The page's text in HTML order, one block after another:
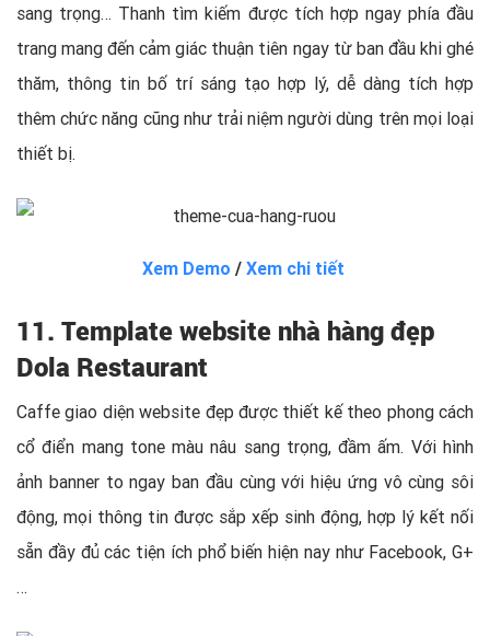
sang trọng… Thanh tìm kiếm được tích hợp ngay phía đầu
trang mang đến cảm giác thuận tiên ngay từ ban đầu khi ghé
thăm, thông tin bố trí sáng tạo hợp lý, dễ dàng tích hợp
thêm chức năng cũng như trải niệm người dùng trên mọi loại
thiết bị.
Xem Demo / Xem chi tiết
11. Template website nhà hàng đẹp
Dola Restaurant
Caffe giao diện website đẹp được thiết kế theo phong cách
cổ điển mang tone màu nâu sang trọng, đầm ấm. Với hình
ảnh banner to ngay ban đầu cùng với hiệu ứng vô cùng sôi
động, mọi thông tin được sắp xếp sinh động, hợp lý kết nối
sẵn đầy đủ các tiện ích phổ biến hiện nay như Facebook, G+
…